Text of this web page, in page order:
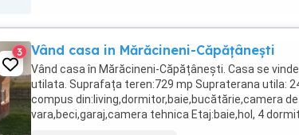
3 Vând casa in Mărăcineni-Căpățânești
Vând casa în Mărăcineni-Căpățânești. Casa se
utilata. Suprafața teren:729 mp Supraterana utila:
compus din:living,dormitor,baie,bucătărie,camera
vara,beci,garaj,camera tehnica Etaj:baie,hol, 4